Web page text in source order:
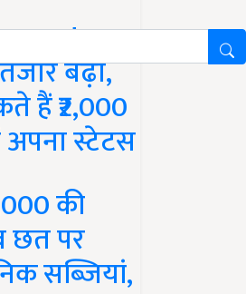
Update:
बढ़ा,
हैं ₹2,000
स्टेटस
की
छत पर
सब्जियां,